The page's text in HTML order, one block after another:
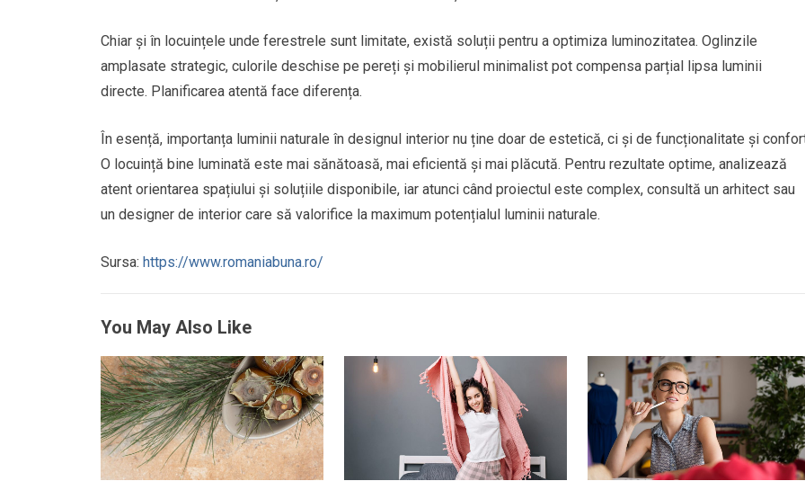
Chiar și în locuințele unde ferestrele sunt limitate, există soluții pentru a optimiza luminozitatea. Oglinzile
amplasate strategic, culorile deschise pe pereți și mobilierul minimalist pot compensa parțial lipsa luminii
directe. Planificarea atentă face diferența.
În esență, importanța luminii naturale în designul interior nu ține doar de estetică, ci și de funcționalitate și
O locuință bine luminată este mai sănătoasă, mai eficientă și mai plăcută. Pentru rezultate optime, analizează
atent orientarea spațiului și soluțiile disponibile, iar atunci când proiectul este complex, consultă un arhitect sau
un designer de interior care să valorifice la maximum potențialul luminii naturale.
Sursa: https://www.romaniabuna.ro/
You May Also Like